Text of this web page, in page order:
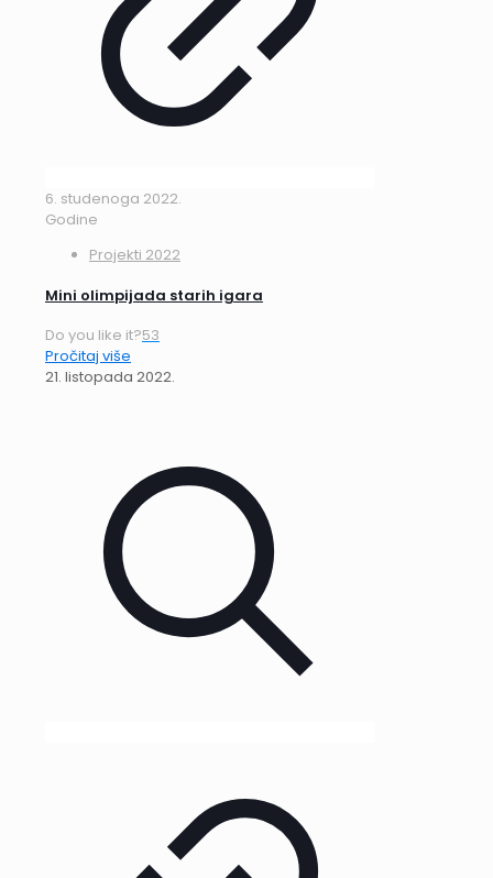
6. studenoga 2022.
Godine
Projekti 2022
Mini olimpijada starih igara
Do you like it?53
Pročitaj više
21. listopada 2022.